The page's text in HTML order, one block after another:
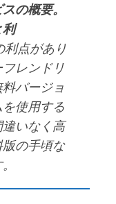
の概要。
利
利点があり
レンドリ
バージョ
使用する
いなく高
の手頃な